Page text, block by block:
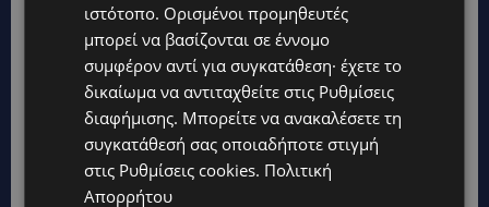
ΑΛΕΞΙΑ ΠΟΤΑΜΙΤΟΥ: Από την προσωπική απώλεια στην
κοινωνική προσφορά – Αναλαμβάνει το χαρτοφυλάκιο
Κοινωνικής Πρόνοιας στον ΔΗΣΥ
UPDATES
44ο ΦΕΣΤΙΒΑΛ ΛΕΥΚΑΡΩΝ: «Ο άνθρωπος είναι ο πολιτισμός»
– Η ξεχωριστή τιμή που επιφύλαξαν τα Λεύκαρα-(Βίντεο)
UPDATES
ΜΑΚΑΡΙΟΣ ΔΡΟΥΣΙΩΤΗΣ: Ζητά τη στήριξη του κοινού για τα
ιστότοπο. Ορισμένοι προμηθευτές
μπορεί να βασίζονται σε έννομο
συμφέρον αντί για συγκατάθεση· έχετε το
δικαίωμα να αντιταχθείτε στις Ρυθμίσεις
διαφήμισης. Μπορείτε να ανακαλέσετε τη
συγκατάθεσή σας οποιαδήποτε στιγμή
στις Ρυθμίσεις cookies. Πολιτική
Απορρήτου